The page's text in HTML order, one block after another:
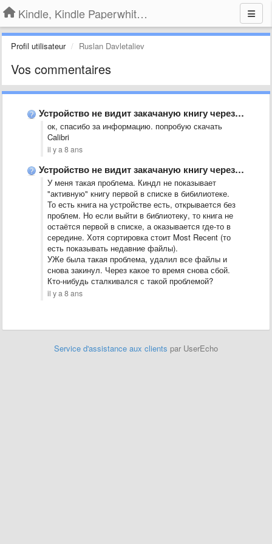
Kindle, Kindle Paperwhite, Kindle Voyage
Profil utilisateur Ruslan Davletaliev
Vos commentaires
Устройство не видит закачаную книгу через USB.
ок, спасибо за информацию. попробую скачать
Calibri
il y a 8 ans
Устройство не видит закачаную книгу через USB.
У меня такая проблема. Киндл не показывает
"активную" книгу первой в списке в бибилиотеке.
То есть книга на устройстве есть, открывается без
проблем. Но если выйти в библиотеку, то книга не
остаётся первой в списке, а оказывается где-то в
середине. Хотя сортировка стоит Most Recent (то
есть показывать недавние файлы).
УЖе была такая проблема, удалил все файлы и
снова закинул. Через какое то время снова сбой.
Кто-нибудь сталкивался с такой проблемой?
il y a 8 ans
Service d'assistance aux clients par UserEcho